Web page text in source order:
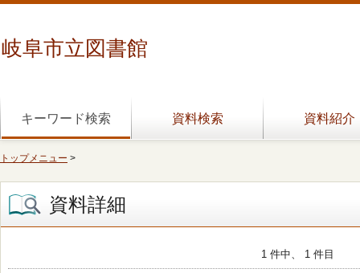
岐阜市立図書館
キーワード検索 資料検索 資料紹介
トップメニュー >
資料詳細
1 件中、 1 件目